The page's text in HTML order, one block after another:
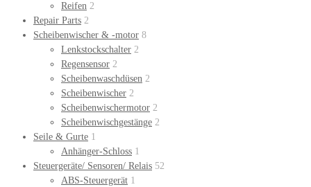
Reifen 2
Repair Parts 2
Scheibenwischer & -motor 8
Lenkstockschalter 2
Regensensor 2
Scheibenwaschdüsen 2
Scheibenwischer 2
Scheibenwischermotor 2
Scheibenwischgestänge 2
Seile & Gurte 1
Anhänger-Schloss 1
Steuergeräte/ Sensoren/ Relais 52
ABS-Steuergerät 1